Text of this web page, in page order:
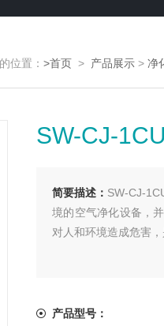
位置： >首页 > 产品展示 > 净
SW-CJ-
简要描述： SW-CJ-
境的空气净化设备，
对人和环境造成危害
产品型号：